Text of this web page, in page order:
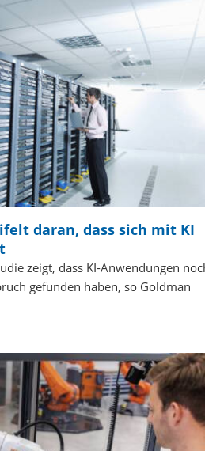
daran, dass sich mit KI
zeigt, dass KI-Anwendungen
gefunden haben, so Goldman